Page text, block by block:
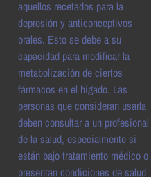
aquellos recetados para la
depresión y anticonceptivos
orales. Esto se debe a su
capacidad para modificar la
metabolización de ciertos
fármacos en el hígado. Las
personas que consideran usarla
deben consultar a un profesional
de la salud, especialmente si
están bajo tratamiento médico o
presentan condiciones de salud